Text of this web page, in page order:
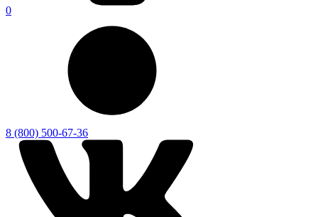
0
8 (800) 500-67-36